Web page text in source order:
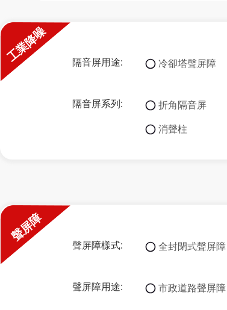
工業降噪 隔音屏用途: 冷卻塔聲屏障
隔音屏系列: 折角隔音屏
消聲柱
聲屏障
聲屏障樣式: 全封閉式聲屏障
聲屏障用途: 市政道路聲屏障